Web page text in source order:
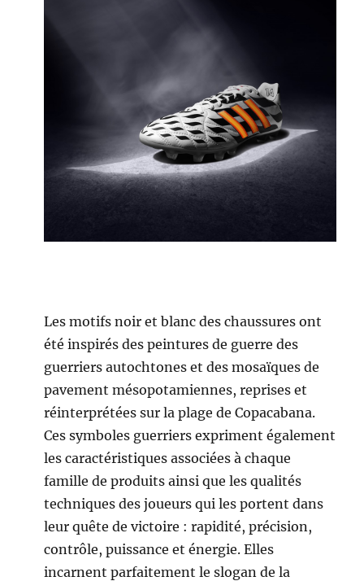
Les motifs noir et blanc des chaussures ont
été inspirés des peintures de guerre des
guerriers autochtones et des mosaïques de
pavement mésopotamiennes, reprises et
réinterprétées sur la plage de Copacabana.
Ces symboles guerriers expriment également
les caractéristiques associées à chaque
famille de produits ainsi que les qualités
techniques des joueurs qui les portent dans
leur quête de victoire : rapidité, précision,
contrôle, puissance et énergie. Elles
incarnent parfaitement le slogan de la